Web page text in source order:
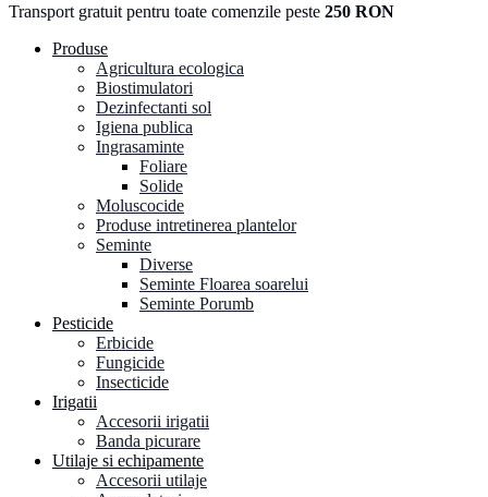
Transport gratuit pentru toate comenzile peste 250 RON
Produse
Agricultura ecologica
Biostimulatori
Dezinfectanti sol
Igiena publica
Ingrasaminte
Foliare
Solide
Moluscocide
Produse intretinerea plantelor
Seminte
Diverse
Seminte Floarea soarelui
Seminte Porumb
Pesticide
Erbicide
Fungicide
Insecticide
Irigatii
Accesorii irigatii
Banda picurare
Utilaje si echipamente
Accesorii utilaje